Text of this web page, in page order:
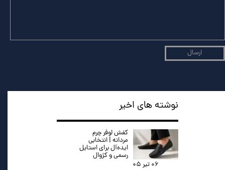
ارسال
نوشته های اخیر
کفش لوفر چرم
مردانه | انتخابی
ایده‌آل برای استایل
رسمی و کژوال
۰۶ تیر ۰۵